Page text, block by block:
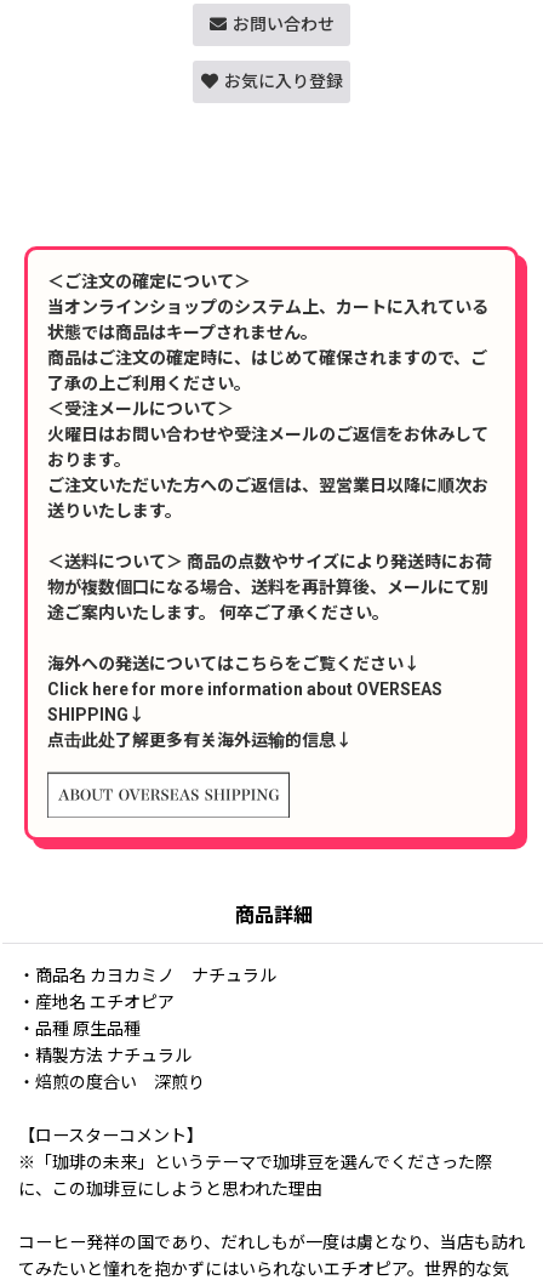
お問い合わせ
お気に入り登録
＜ご注文の確定について＞
当オンラインショップのシステム上、カートに入れている
状態では商品はキープされません。
商品はご注文の確定時に、はじめて確保されますので、ご
了承の上ご利用ください。
＜受注メールについて＞
火曜日はお問い合わせや受注メールのご返信をお休みして
おります。
ご注文いただいた方へのご返信は、翌営業日以降に順次お
送りいたします。
＜送料について＞ 商品の点数やサイズにより発送時にお荷
物が複数個口になる場合、送料を再計算後、メールにて別
途ご案内いたします。 何卒ご了承ください。
海外への発送についてはこちらをご覧ください↓
Click here for more information about OVERSEAS
SHIPPING↓
点击此处了解更多有关海外运输的信息↓
商品詳細
・商品名 カヨカミノ ナチュラル
・産地名 エチオピア
・品種 原生品種
・精製方法 ナチュラル
・焙煎の度合い 深煎り
【ロースターコメント】
※「珈琲の未来」というテーマで珈琲豆を選んでくださった際
に、この珈琲豆にしようと思われた理由
コーヒー発祥の国であり、だれしもが一度は虜となり、当店も訪れ
てみたいと憧れを抱かずにはいられないエチオピア。世界的な気